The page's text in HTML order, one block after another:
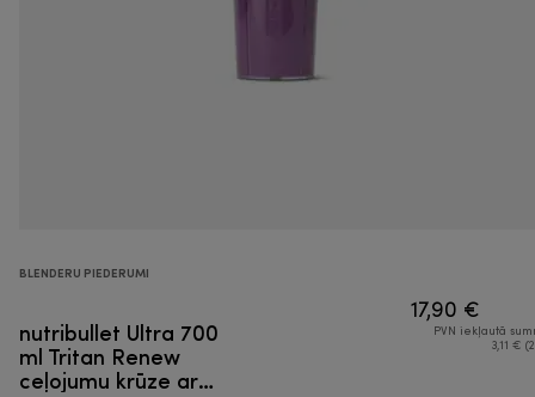
BLENDERU PIEDERUMI
nutribullet Ultra 700
ml Tritan Renew
ceļojumu krūze ar
17,90 €
PVN iekļautā
3,11 €